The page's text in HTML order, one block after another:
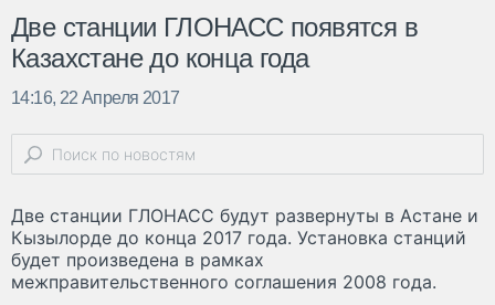
Две станции ГЛОНАСС появятся в
Казахстане до конца года
14:16, 22 Апреля 2017
Две станции ГЛОНАСС будут развернуты в Астане и
Кызылорде до конца 2017 года. Установка станций
будет произведена в рамках
межправительственного соглашения 2008 года.